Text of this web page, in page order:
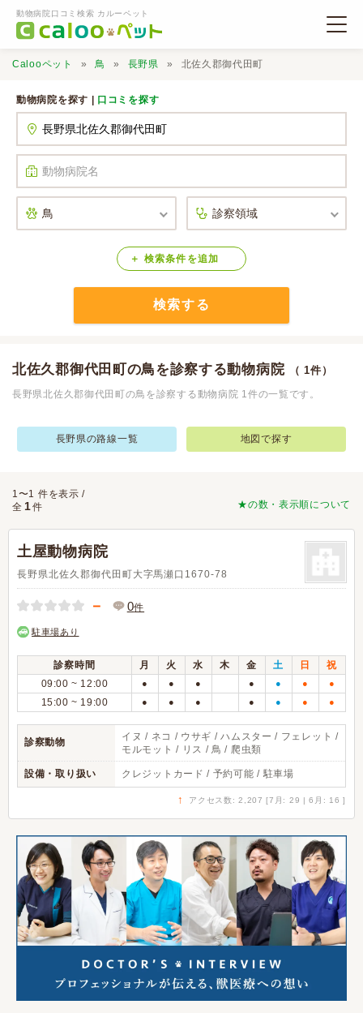
動物病院口コミ検索 カルーペット
口コミ検索
Calooペットとは？
Calooペット 鳥 長野県 北佐久郡御代田町
動物病院を探す | 口コミを探す
検索条件 を追加
検索する
北佐久郡御代田町の鳥を診察する動物病院 （ 1件）
長野県北佐久郡御代田町の鳥を診察する動物病院 1件の一覧です。
長野県の路線一覧 地図で探す
★の数・表示順について
1〜1 件を表示 /
全 1件
土屋動物病院
長野県北佐久郡御代田町大字馬瀬口1670-78
－ 0件
駐車場あり
診察時間 月 火 水 木 金 土 日
祝
09:00 ~ 12:00
● ● ● ● ● ● ●
15:00 ~ 19:00 ● ● ● ● ● ● ●
診察動物
イヌ / ネコ / ウサギ / ハムスター / フェレット /
モルモット / リス / 鳥 / 爬虫類
設備・取り扱い クレジットカード / 予約可能 / 駐車場
↑ アクセス数: 2,207 [7月: 29 | 6月: 16 ]